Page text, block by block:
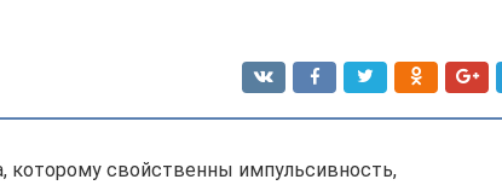
которому свойственны импульсивность,